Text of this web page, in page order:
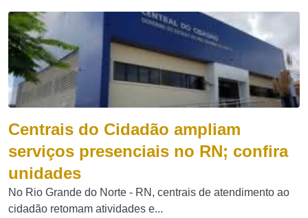
Centrais do Cidadão ampliam
serviços presenciais no RN; confira
unidades
No Rio Grande do Norte - RN, centrais de atendimento ao
cidadão retomam atividades e...